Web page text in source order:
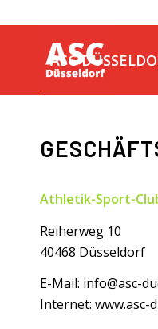
ASC
Athletik-Sport-
Reiherweg 10
40468 Düsseldorf
E-Mail: info@asc-
Internet: www.asc-